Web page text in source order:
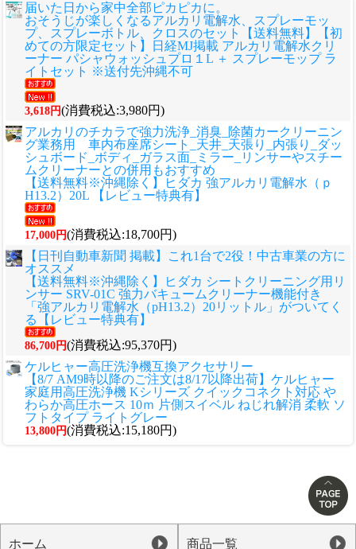
届いた日から家中全部ピカピカに。
おそうじが楽しくなるアルカリ電解水、スプレーモッ
プ、スプレーボトル、クロスのセット
【送料無料】【初
めての方限定セット】日経MJ掲載 アルカリ電解水クリ
ーナー パシャウォッシュプロ１L ＋ スプレーモップ ラ
イトセット ※送付先沖縄不可
3,618円(消費税込:3,980円)
アルカリのチカラで強力洗浄_消臭_除菌カークリーニン
グ業務用 車内布座席シート_天井_天張り_内張り_ダッ
シュボード_ボディ_ガラス面_ミラー_リンサーやスチー
ムクリーナーとの併用もおすすめ
【送料無料※沖縄除く】ヒダカ 強アルカリ電解水（ｐ
H13.2）20L 【レビュー特典有】
17,000円(消費税込:18,700円)
【日刊自動車新聞 掲載】これ1台で2役！中古車業の方に
オススメ
【送料無料※沖縄除く】ヒダカ シートクリーニング用リ
ンサー SRV-01C 強力バキュームクリーナー機能付き
「強アルカリ電解水（pH13.2）20リットル」がついてく
る【レビュー特典有】
86,700円(消費税込:95,370円)
ケルヒャー高圧洗浄機互換アクセサリー
【8/7 AM9時以降のご注文は8/17以降出荷】ケルヒャー
家庭用高圧洗浄機 Kシリーズ クイックコネクト対応 や
わらか高圧ホース 10ｍ 片側スイベル ねじれ解消 柔軟 ソ
フトタイプ ライトグレー
13,800円(消費税込:15,180円)
ホーム 商品一覧